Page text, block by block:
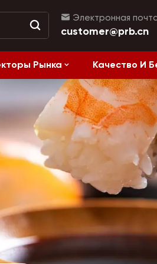
Электронная
customer@prb.cn
Рынка Качество И